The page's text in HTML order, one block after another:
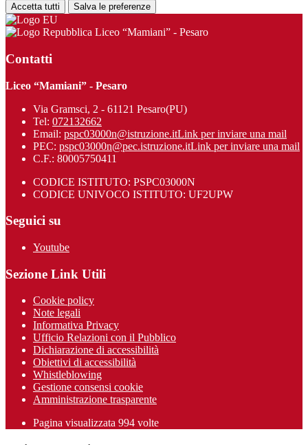
Accetta tutti Salva le preferenze
Liceo “Mamiani” - Pesaro
Contatti
Liceo “Mamiani” - Pesaro
Via Gramsci, 2 - 61121 Pesaro(PU)
Tel: 072132662
Email: pspc03000n@istruzione.itLink per inviare una mail
PEC: pspc03000n@pec.istruzione.itLink per inviare una mail
C.F.: 80005750411
CODICE ISTITUTO: PSPC03000N
CODICE UNIVOCO ISTITUTO: UF2UPW
Seguici su
Youtube
Sezione Link Utili
Cookie policy
Note legali
Informativa Privacy
Ufficio Relazioni con il Pubblico
Dichiarazione di accessibilità
Obiettivi di accessibilità
Whistleblowing
Gestione consensi cookie
Amministrazione trasparente
Pagina visualizzata 994 volte